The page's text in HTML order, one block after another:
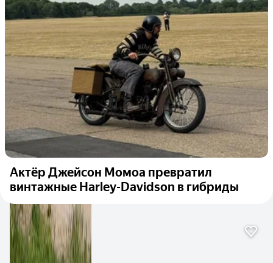
Актёр Джейсон Момоа превратил
винтажные Harley-Davidson в гибриды